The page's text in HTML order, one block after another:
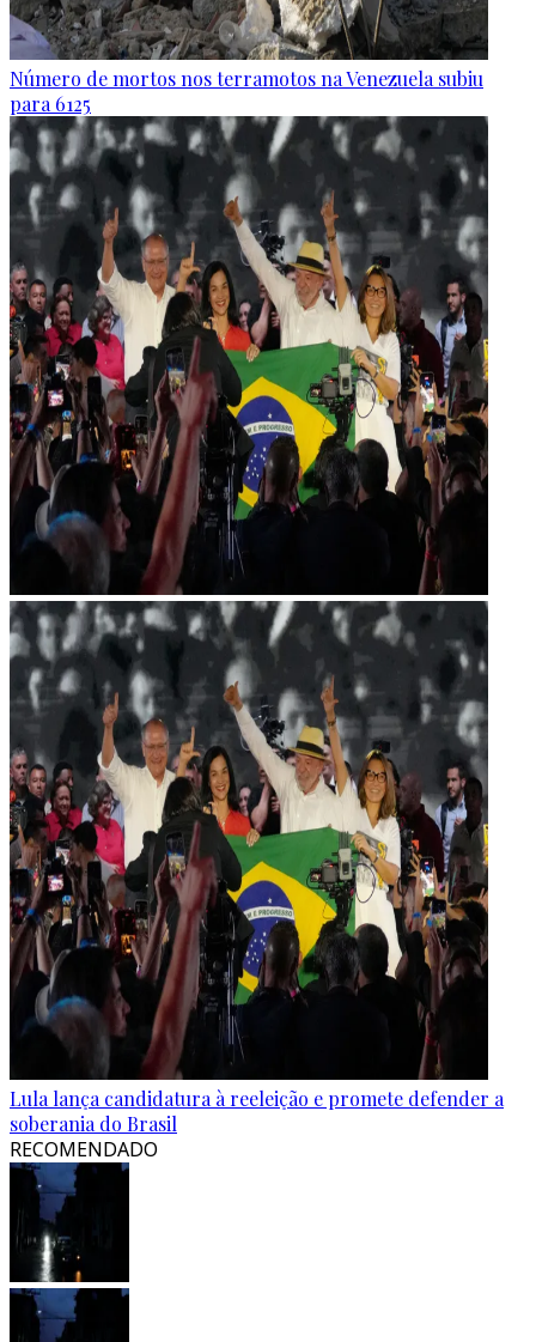
Número de mortos nos terramotos na Venezuela subiu
para 6125
Lula lança candidatura à reeleição e promete defender a
soberania do Brasil
RECOMENDADO